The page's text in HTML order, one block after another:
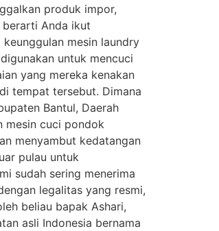
produk impor,
berarti Anda ikut
mesin laundry
untuk mencuci
yang mereka kenakan
tempat tersebut. Dimana
Bantul, Daerah
mesin cuci pondok
menyambut kedatangan
pulau untuk
sudah sering menerima
legalitas yang resmi,
beliau bapak Ashari,
asli Indonesia bernama